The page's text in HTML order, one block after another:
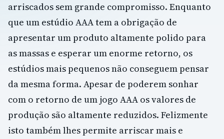
arriscados sem grande compromisso. Enquanto
que um estúdio AAA tem a obrigação de
apresentar um produto altamente polido para
as massas e esperar um enorme retorno, os
estúdios mais pequenos não conseguem pensar
da mesma forma. Apesar de poderem sonhar
com o retorno de um jogo AAA os valores de
produção são altamente reduzidos. Felizmente
isto também lhes permite arriscar mais e